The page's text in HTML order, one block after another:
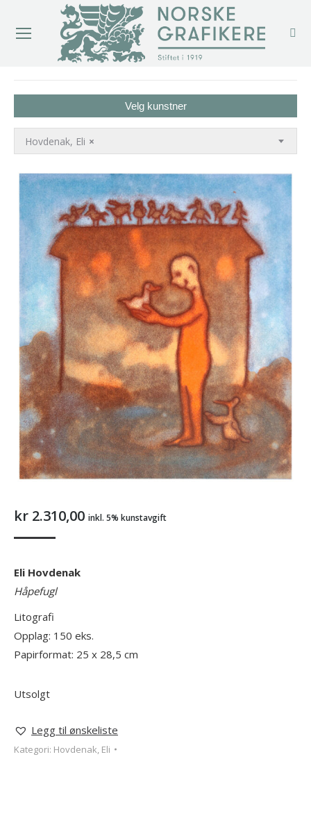
Velg kunstner
×
Hovdenak, Eli
kr 2.310,00 inkl. 5% kunstavgift
Eli Hovdenak
Håpefugl
Litografi
Opplag: 150 eks.
Papirformat: 25 x 28,5 cm
Utsolgt
Legg til ønskeliste
Kategori: Hovdenak, Eli